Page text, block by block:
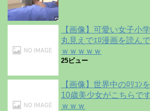
【画像】可愛い女子小
丸見えでｴﾛ漫画を読ん
ｗｗｗｗｗ
25ビュー
【画像】世界中のﾛﾘｺﾝ
10歳美少女がこちらで
ｗｗｗ